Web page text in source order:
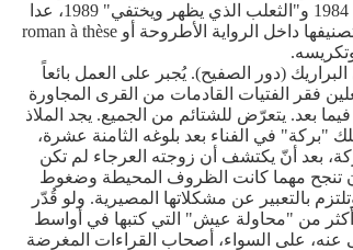
والورد 1972 و" أرصفة وجدران" 1974و"قبور في الماء" 1978 و"بيضة الديك" 1984 و"الثعلب الذي يظهر ويختفي" 1989، عدا
مجموعاته القصصية الستّ، هي محاولة جريئة لفهم الواقع المغربي، ويمكن تصنيفها داخل الرواية الأطروحة أو roman à thèse
(دور الصفيح). يُجبر على العمل بائعاً
فقر الفتيات القادمات من القرى المجاورة
بعد. يتعرّض للشتائم من الجميع. يجد الملاذ
"بركة" في الفناء بعد بلوغه الثامنة عشرة،
بعد أنّ يكتشف أن زوجته العرجاء لم تكن
تنجح مهما كانت الظروف المحيطة وضغوط
بالتعبير عن مشكلاتها المصيرية. ولو قُدّر
أكثر من "محاولة عيش" التي كتبها في أواسط
عنه، على السواء، أصحاب القراءات المغرضة